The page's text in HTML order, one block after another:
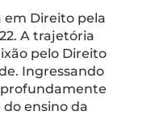
Direito pela
A trajetória
pelo Direito
Ingressando
profundamente
ensino da